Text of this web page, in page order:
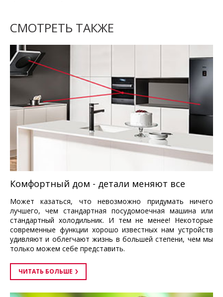
СМОТРЕТЬ ТАКЖЕ
Комфортный дом - детали меняют все
Может казаться, что невозможно придумать ничего
лучшего, чем стандартная посудомоечная машина или
стандартный холодильник. И тем не менее! Некоторые
современные функции хорошо известных нам устройств
удивляют и облегчают жизнь в большей степени, чем мы
только можем себе представить.
ЧИТАТЬ БОЛЬШЕ